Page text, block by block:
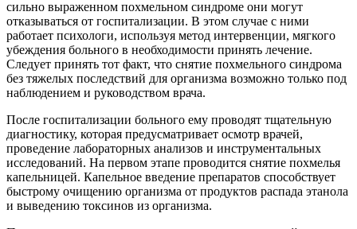
сильно выраженном похмельном синдроме они могут
отказываться от госпитализации. В этом случае с ними
работает психологи, используя метод интервенции, мягкого
убеждения больного в необходимости принять лечение.
Следует принять тот факт, что снятие похмельного синдрома
без тяжелых последствий для организма возможно только под
наблюдением и руководством врача.
После госпитализации больного ему проводят тщательную
диагностику, которая предусматривает осмотр врачей,
проведение лабораторных анализов и инструментальных
исследований. На первом этапе проводится снятие похмелья
капельницей. Капельное введение препаратов способствует
быстрому очищению организма от продуктов распада этанола
и выведению токсинов из организма.